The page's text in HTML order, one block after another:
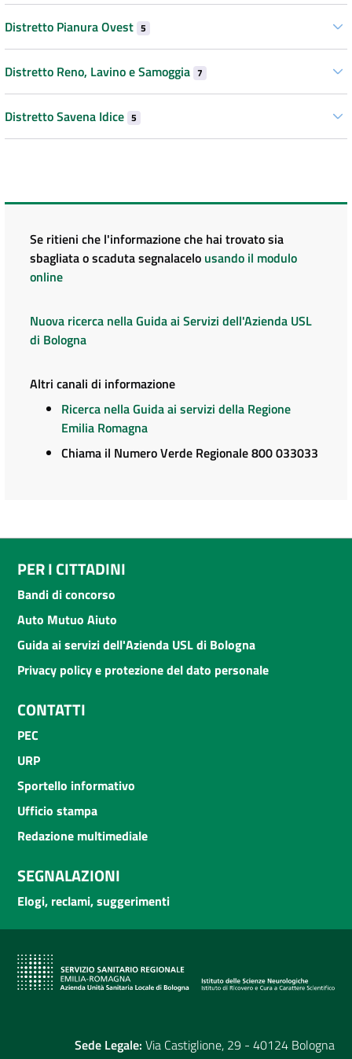
Distretto Pianura Ovest 5
Distretto Reno, Lavino e Samoggia 7
Distretto Savena Idice 5
Se ritieni che l'informazione che hai trovato sia
sbagliata o scaduta segnalacelo usando il modulo
online
Nuova ricerca nella Guida ai Servizi dell'Azienda USL
di Bologna
Altri canali di informazione
Ricerca nella Guida ai servizi della Regione
Emilia Romagna
Chiama il Numero Verde Regionale 800 033033
PER I CITTADINI
Bandi di concorso
Auto Mutuo Aiuto
Guida ai servizi dell'Azienda USL di Bologna
Privacy policy e protezione del dato personale
CONTATTI
PEC
URP
Sportello informativo
Ufficio stampa
Redazione multimediale
SEGNALAZIONI
Elogi, reclami, suggerimenti
Sede Legale: Via Castiglione, 29 - 40124 Bologna